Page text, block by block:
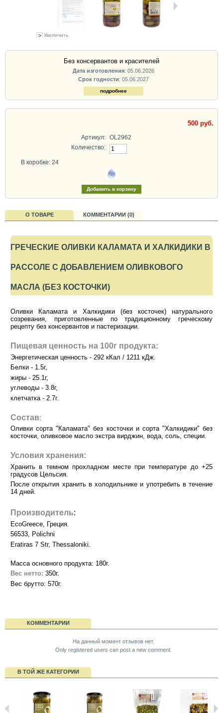
Увеличить
Без консервантов и красителей
Дата изготовления: 05.06.2026
Срок годности: 05.06.2027
подробнее
500 руб.
Артикул: OL2962
Количество:
В коробке: 24
О ТОВАРЕ КОММЕНТАРИИ (0)
ГРЕЧЕСКИЕ ОЛИВКИ КАЛАМАТА И ХАЛКИДИКИ В
РАССОЛЕ С ДОБАВЛЕНИЕМ ОЛИВКОВОГО
МАСЛА (БЕЗ КОСТОЧКИ)
Оливки Каламата и Халкидики (без косточек) натурального
созревания, приготовленные по традиционному греческому
рецепту без консервантов и пастеризации.
Пищевая ценность на 100г продукта:
Энергетическая ценность - 292 кКал / 1211 кДж.
Белки - 1.5г,
жиры - 25.1г,
углеводы - 3.8г,
клетчатка - 2.7г.
Состав:
Оливки сорта "Каламата" без косточки и сорта "Халкидики" без
косточки, оливковое масло экстра вирджин, вода, соль, специи.
Условия хранения:
Хранить в темном прохладном месте при температуре до +25
градусов Цельсия.
После открытия хранить в холодильнике и употребить в течение
14 дней.
Производитель:
EcoGreece, Греция.
56533, Polichni
Eratiras 7 Str, Thessaloniki.
Масса основного продукта: 180г.
Вес нетто: 350г.
Вес брутто: 570г.
КОММЕНТАРИИ
На данный момент отзывов нет.
Only registered users can post a new comment.
В ТОЙ ЖЕ КАТЕГОРИИ